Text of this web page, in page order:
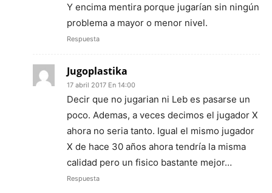
Y encima mentira porque jugarían sin ningún
problema a mayor o menor nivel.
Respuesta
Jugoplastika
17 abril 2017 En 14:00
Decir que no jugarian ni Leb es pasarse un
poco. Ademas, a veces decimos el jugador X
ahora no seria tanto. Igual el mismo jugador
X de hace 30 años ahora tendría la misma
calidad pero un fisico bastante mejor…
Respuesta